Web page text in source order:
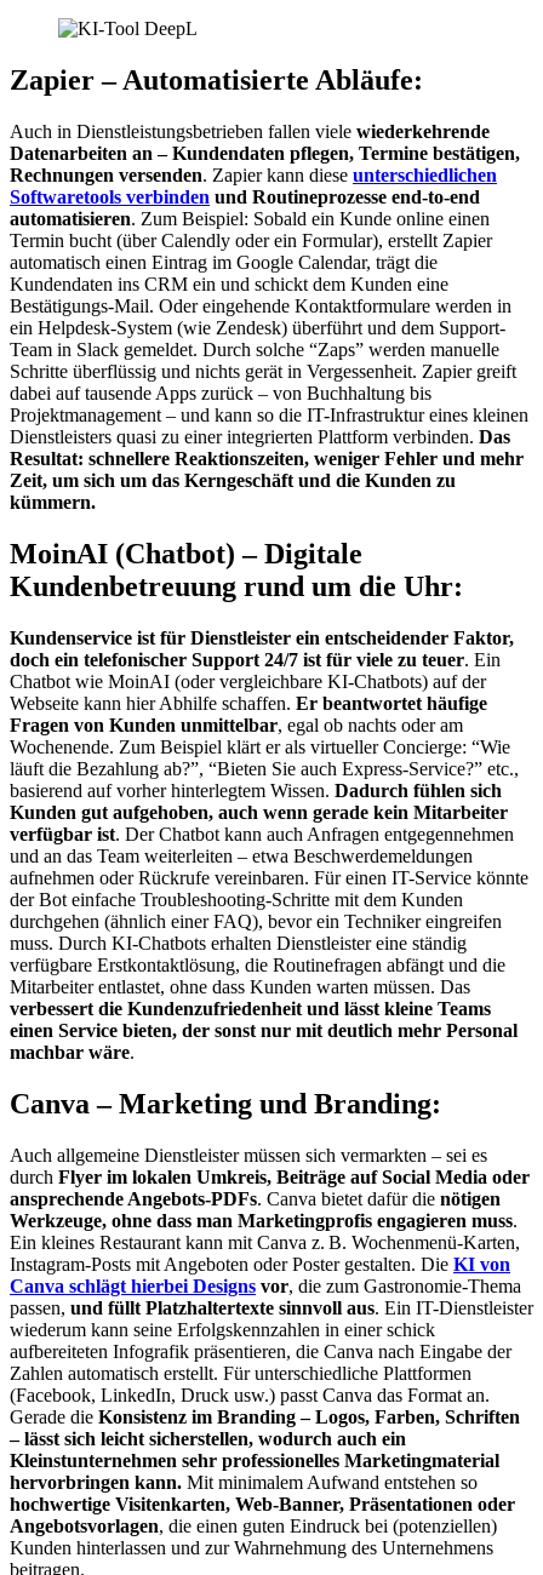
Zapier – Automatisierte Abläufe:
Auch in Dienstleistungsbetrieben fallen viele wiederkehrende
Datenarbeiten an – Kundendaten pflegen, Termine bestätigen,
Rechnungen versenden. Zapier kann diese unterschiedlichen
Softwaretools verbinden und Routineprozesse end-to-end
automatisieren. Zum Beispiel: Sobald ein Kunde online einen
Termin bucht (über Calendly oder ein Formular), erstellt Zapier
automatisch einen Eintrag im Google Calendar, trägt die
Kundendaten ins CRM ein und schickt dem Kunden eine
Bestätigungs-Mail. Oder eingehende Kontaktformulare werden in
ein Helpdesk-System (wie Zendesk) überführt und dem Support-
Team in Slack gemeldet. Durch solche “Zaps” werden manuelle
Schritte überflüssig und nichts gerät in Vergessenheit. Zapier greift
dabei auf tausende Apps zurück – von Buchhaltung bis
Projektmanagement – und kann so die IT-Infrastruktur eines kleinen
Dienstleisters quasi zu einer integrierten Plattform verbinden. Das
Resultat: schnellere Reaktionszeiten, weniger Fehler und mehr
Zeit, um sich um das Kerngeschäft und die Kunden zu
kümmern.
MoinAI (Chatbot) – Digitale
Kundenbetreuung rund um die Uhr:
Kundenservice ist für Dienstleister ein entscheidender Faktor,
doch ein telefonischer Support 24/7 ist für viele zu teuer. Ein
Chatbot wie MoinAI (oder vergleichbare KI-Chatbots) auf der
Webseite kann hier Abhilfe schaffen. Er beantwortet häufige
Fragen von Kunden unmittelbar, egal ob nachts oder am
Wochenende. Zum Beispiel klärt er als virtueller Concierge: “Wie
läuft die Bezahlung ab?”, “Bieten Sie auch Express-Service?” etc.,
basierend auf vorher hinterlegtem Wissen. Dadurch fühlen sich
Kunden gut aufgehoben, auch wenn gerade kein Mitarbeiter
verfügbar ist. Der Chatbot kann auch Anfragen entgegennehmen
und an das Team weiterleiten – etwa Beschwerdemeldungen
aufnehmen oder Rückrufe vereinbaren. Für einen IT-Service könnte
der Bot einfache Troubleshooting-Schritte mit dem Kunden
durchgehen (ähnlich einer FAQ), bevor ein Techniker eingreifen
muss. Durch KI-Chatbots erhalten Dienstleister eine ständig
verfügbare Erstkontaktlösung, die Routinefragen abfängt und die
Mitarbeiter entlastet, ohne dass Kunden warten müssen. Das
verbessert die Kundenzufriedenheit und lässt kleine Teams
einen Service bieten, der sonst nur mit deutlich mehr Personal
machbar wäre.
Canva – Marketing und Branding:
Auch allgemeine Dienstleister müssen sich vermarkten – sei es
durch Flyer im lokalen Umkreis, Beiträge auf Social Media oder
ansprechende Angebots-PDFs. Canva bietet dafür die nötigen
Werkzeuge, ohne dass man Marketingprofis engagieren muss.
Ein kleines Restaurant kann mit Canva z. B. Wochenmenü-Karten,
Instagram-Posts mit Angeboten oder Poster gestalten. Die KI von
Canva schlägt hierbei Designs vor, die zum Gastronomie-Thema
passen, und füllt Platzhaltertexte sinnvoll aus. Ein IT-Dienstleister
wiederum kann seine Erfolgskennzahlen in einer schick
aufbereiteten Infografik präsentieren, die Canva nach Eingabe der
Zahlen automatisch erstellt. Für unterschiedliche Plattformen
(Facebook, LinkedIn, Druck usw.) passt Canva das Format an.
Gerade die Konsistenz im Branding – Logos, Farben, Schriften
– lässt sich leicht sicherstellen, wodurch auch ein
Kleinstunternehmen sehr professionelles Marketingmaterial
hervorbringen kann. Mit minimalem Aufwand entstehen so
hochwertige Visitenkarten, Web-Banner, Präsentationen oder
Angebotsvorlagen, die einen guten Eindruck bei (potenziellen)
Kunden hinterlassen und zur Wahrnehmung des Unternehmens
beitragen.